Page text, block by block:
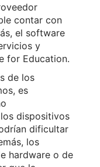
contar con
el software
y
for Education.
de los
es
dispositivos
dificultar
los
hardware o de